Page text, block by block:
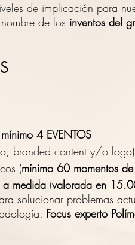
de implicación para
de los inventos del
4 EVENTOS
branded content y/o
(mínimo 60 momentos
a medida (valorada en
solucionar problemas
Focus experto